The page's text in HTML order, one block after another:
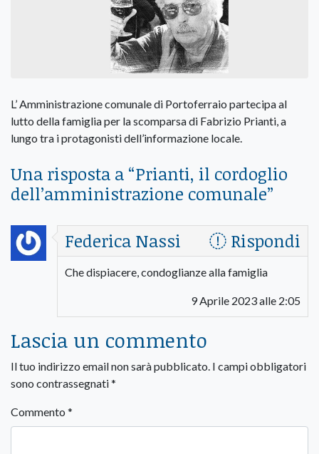
L’ Amministrazione comunale di Portoferraio partecipa al
lutto della famiglia per la scomparsa di Fabrizio Prianti, a
lungo tra i protagonisti dell’informazione locale.
Una risposta a “Prianti, il cordoglio
dell’amministrazione comunale”
Federica Nassi
Rispondi
Che dispiacere, condoglianze alla famiglia
9 Aprile 2023 alle 2:05
Lascia un commento
Il tuo indirizzo email non sarà pubblicato. I campi obbligatori
sono contrassegnati*
Commento *